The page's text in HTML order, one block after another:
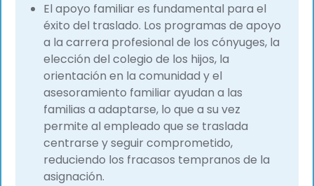
El apoyo familiar es fundamental para el
éxito del traslado. Los programas de apoyo
a la carrera profesional de los cónyuges, la
elección del colegio de los hijos, la
orientación en la comunidad y el
asesoramiento familiar ayudan a las
familias a adaptarse, lo que a su vez
permite al empleado que se traslada
centrarse y seguir comprometido,
reduciendo los fracasos tempranos de la
asignación.